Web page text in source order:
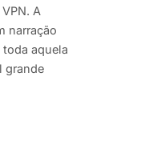
A
narração
aquela
grande